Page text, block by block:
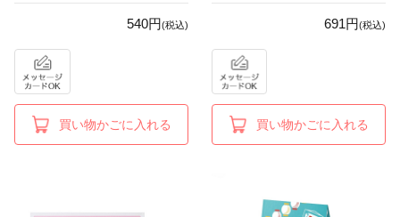
540円(税込)
買い物かごに入れる
691円(税込)
買い物かごに入れる